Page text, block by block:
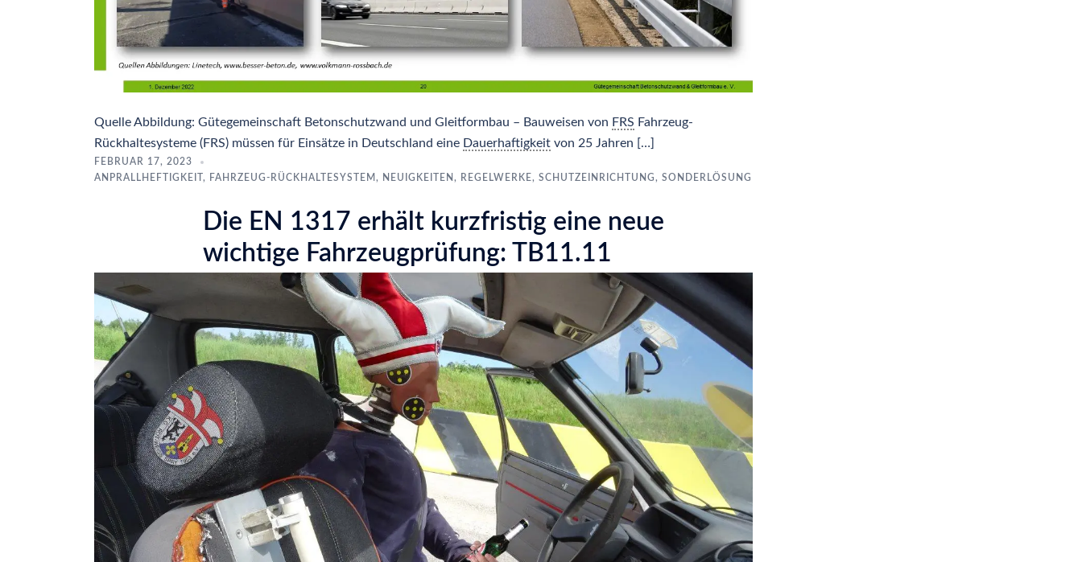
Quelle Abbildung: Gütegemeinschaft Betonschutzwand und Gleitformbau – Bauweisen von FRS Fahrzeug-
Rückhaltesysteme (FRS) müssen für Einsätze in Deutschland eine Dauerhaftigkeit von 25 Jahren […]
FEBRUAR 17, 2023
ANPRALLHEFTIGKEIT , FAHRZEUG-RÜCKHALTESYSTEM , NEUIGKEITEN , REGELWERKE, SCHUTZEINRICHTUNG, SONDERLÖSUNG
Die EN 1317 erhält kurzfristig eine neue
wichtige Fahrzeugprüfung: TB11.11